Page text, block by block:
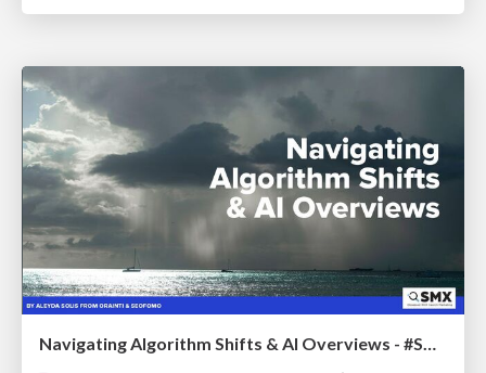
Navigating Algorithm Shifts & AI Overviews - #SMXNext